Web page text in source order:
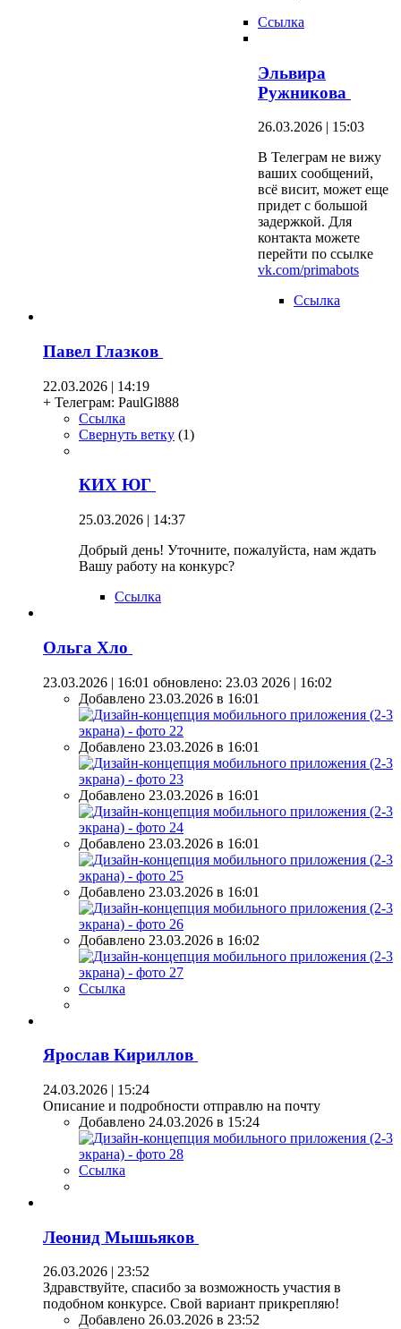
Ссылка
Эльвира
Ружникова
26.03.2026 | 15:03
В Телеграм не вижу
ваших сообщений,
всё висит, может еще
придет с большой
задержкой. Для
контакта можете
перейти по ссылке
vk.com/primabots
Ссылка
Павел Глазков
22.03.2026 | 14:19
+ Телеграм: PaulGl888
Ссылка
Свернуть ветку (1)
КИХ ЮГ
25.03.2026 | 14:37
Добрый день! Уточните, пожалуйста, нам ждать
Вашу работу на конкурс?
Ссылка
Ольга Хло
23.03.2026 | 16:01 обновлено: 23.03 2026 | 16:02
Добавлено 23.03.2026 в 16:01
Добавлено 23.03.2026 в 16:01
Добавлено 23.03.2026 в 16:01
Добавлено 23.03.2026 в 16:01
Добавлено 23.03.2026 в 16:01
Добавлено 23.03.2026 в 16:02
Ссылка
Ярослав Кириллов
24.03.2026 | 15:24
Описание и подробности отправлю на почту
Добавлено 24.03.2026 в 15:24
Ссылка
Леонид Мышьяков
26.03.2026 | 23:52
Здравствуйте, спасибо за возможность участия в
подобном конкурсе. Свой вариант прикрепляю!
Добавлено 26.03.2026 в 23:52